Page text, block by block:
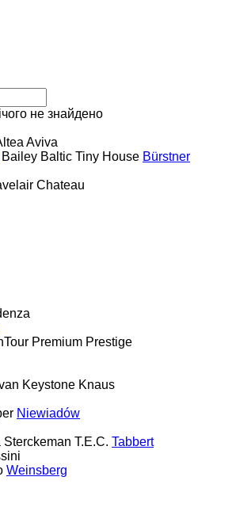
не знайдено
Aviva
Bailey Baltic Tiny House Bürstner
Chateau
Premium Prestige
Keystone Knaus
Niewiadów
Sterckeman T.E.C. Tabbert
Weinsberg